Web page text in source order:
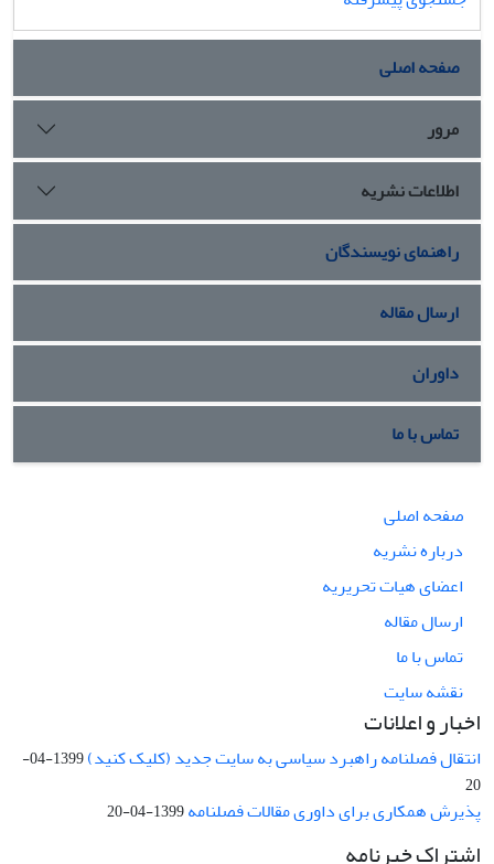
صفحه اصلی
مرور
اطلاعات نشریه
راهنمای نویسندگان
ارسال مقاله
داوران
تماس با ما
صفحه اصلی
درباره نشریه
اعضای هیات تحریریه
ارسال مقاله
تماس با ما
نقشه سایت
اخبار و اعلانات
انتقال فصلنامه راهبرد سیاسی به سایت جدید (کلیک کنید)
1399-04-
20
پذیرش همکاری برای داوری مقالات فصلنامه1399-04-20
اشتراک خبرنامه